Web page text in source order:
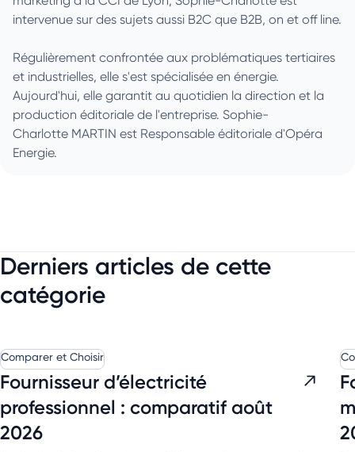
intervenue sur des sujets aussi B2C que B2B, on et off line.
Régulièrement confrontée aux problématiques tertiaires
et industrielles, elle s'est spécialisée en énergie.
Aujourd'hui, elle garantit au quotidien la direction et la
production éditoriale de l'entreprise. Sophie-
Charlotte MARTIN est Responsable éditoriale d'Opéra
Energie.
Derniers articles de cette
catégorie
Comparer et Choisir
Fournisseur d’électricité
professionnel : comparatif août
2026